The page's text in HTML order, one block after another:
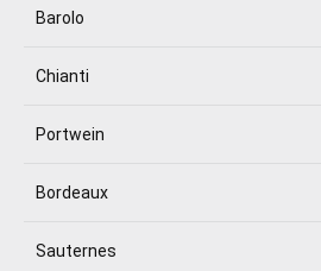
Barolo
Chianti
Portwein
Bordeaux
Sauternes